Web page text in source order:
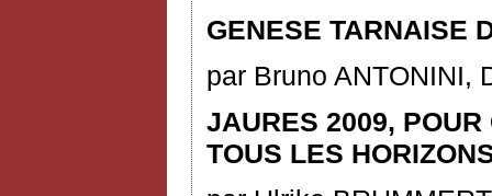
GENESE TARNAISE
par Bruno ANTONINI,
JAURES 2009,
TOUS LES